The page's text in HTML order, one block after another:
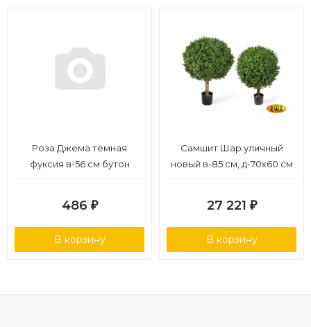
Роза Джема тёмная
фуксия в-56 см бутон
486 ₽
В корзину
Самшит Шар уличный
новый в-85 см, д-70х60 см
27 221 ₽
В корзину